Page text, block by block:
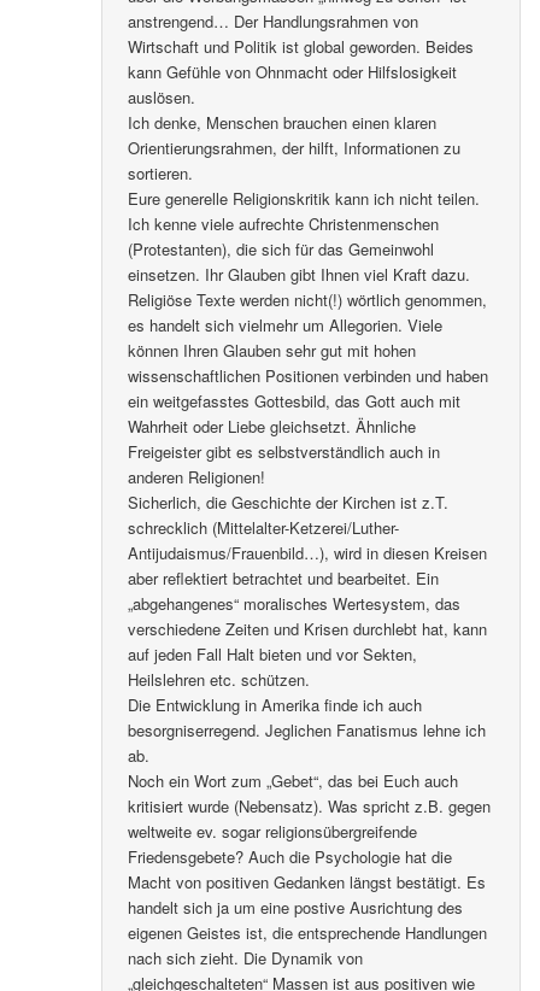
anstrengend… Der Handlungsrahmen von
Wirtschaft und Politik ist global geworden. Beides
kann Gefühle von Ohnmacht oder Hilfslosigkeit
auslösen.
Ich denke, Menschen brauchen einen klaren
Orientierungsrahmen, der hilft, Informationen zu
sortieren.
Eure generelle Religionskritik kann ich nicht teilen.
Ich kenne viele aufrechte Christenmenschen
(Protestanten), die sich für das Gemeinwohl
einsetzen. Ihr Glauben gibt Ihnen viel Kraft dazu.
Religiöse Texte werden nicht(!) wörtlich genommen,
es handelt sich vielmehr um Allegorien. Viele
können Ihren Glauben sehr gut mit hohen
wissenschaftlichen Positionen verbinden und haben
ein weitgefasstes Gottesbild, das Gott auch mit
Wahrheit oder Liebe gleichsetzt. Ähnliche
Freigeister gibt es selbstverständlich auch in
anderen Religionen!
Sicherlich, die Geschichte der Kirchen ist z.T.
schrecklich (Mittelalter-Ketzerei/Luther-
Antijudaismus/Frauenbild…), wird in diesen Kreisen
aber reflektiert betrachtet und bearbeitet. Ein
„abgehangenes“ moralisches Wertesystem, das
verschiedene Zeiten und Krisen durchlebt hat, kann
auf jeden Fall Halt bieten und vor Sekten,
Heilslehren etc. schützen.
Die Entwicklung in Amerika finde ich auch
besorgniserregend. Jeglichen Fanatismus lehne ich
ab.
Noch ein Wort zum „Gebet“, das bei Euch auch
kritisiert wurde (Nebensatz). Was spricht z.B. gegen
weltweite ev. sogar religionsübergreifende
Friedensgebete? Auch die Psychologie hat die
Macht von positiven Gedanken längst bestätigt. Es
handelt sich ja um eine postive Ausrichtung des
eigenen Geistes ist, die entsprechende Handlungen
nach sich zieht. Die Dynamik von
„gleichgeschalteten“ Massen ist aus positiven wie